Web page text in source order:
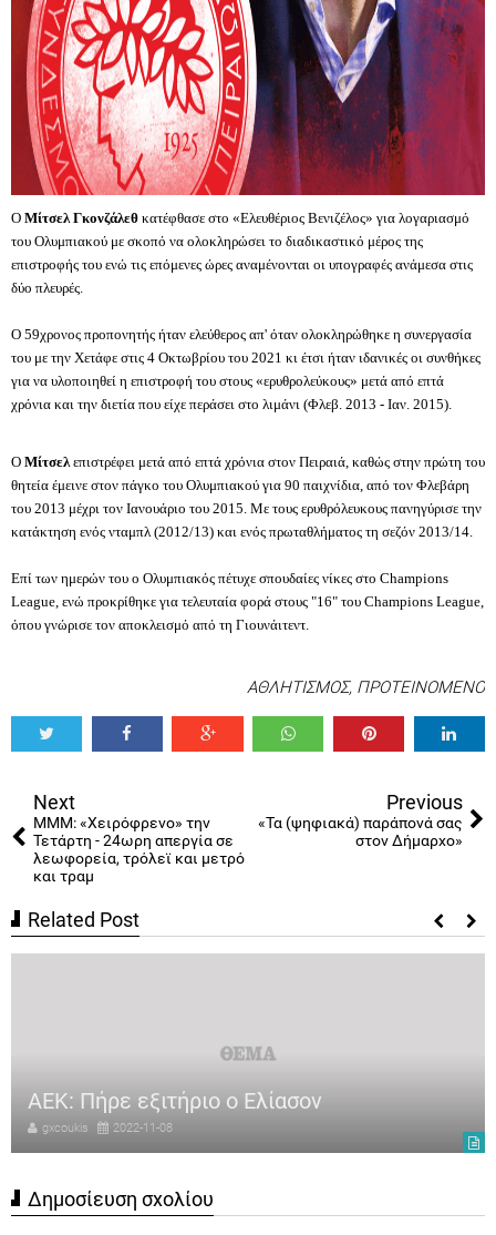
Ο Μίτσελ Γκονζάλεθ κατέφθασε στο «Ελευθέριος Βενιζέλος» για λογαριασμό
του Ολυμπιακού με σκοπό να ολοκληρώσει το διαδικαστικό μέρος της
επιστροφής του ενώ τις επόμενες ώρες αναμένονται οι υπογραφές ανάμεσα στις
δύο πλευρές.
Ο 59χρονος προπονητής ήταν ελεύθερος απ' όταν ολοκληρώθηκε η συνεργασία
του με την Χετάφε στις 4 Οκτωβρίου του 2021 κι έτσι ήταν ιδανικές οι συνθήκες
για να υλοποιηθεί η επιστροφή του στους «ερυθρολεύκους» μετά από επτά
χρόνια και την διετία που είχε περάσει στο λιμάνι (Φλεβ. 2013 - Ιαν. 2015).
O Μίτσελεπιστρέφει μετά από επτά χρόνια στον Πειραιά, καθώς στην πρώτη του
θητεία έμεινε στον πάγκο του Ολυμπιακού για 90 παιχνίδια, από τον Φλεβάρη
του 2013 μέχρι τον Ιανουάριο του 2015. Με τους ερυθρόλευκους πανηγύρισε την
κατάκτηση ενός νταμπλ (2012/13) και ενός πρωταθλήματος τη σεζόν 2013/14.
Επί των ημερών του ο Ολυμπιακός πέτυχε σπουδαίες νίκες στο Champions
League, ενώ προκρίθηκε για τελευταία φορά στους "16" του Champions League,
όπου γνώρισε τον αποκλεισμό από τη Γιουνάιτεντ.
ΑΘΛΗΤΙΣΜΟΣ, ΠΡΟΤΕΙΝΟΜΕΝΟ
Next
ΜΜΜ: «Χειρόφρενο» την
Τετάρτη - 24ωρη απεργία σε
λεωφορεία, τρόλεϊ και μετρό
και τραμ
Previous
«Τα (ψηφιακά) παράπονά σας
στον Δήμαρχο»
Related Post
ΑΕΚ: Πήρε εξιτήριο ο Ελίασον
gxcoukis 2022-11-08
Δημοσίευση σχολίου